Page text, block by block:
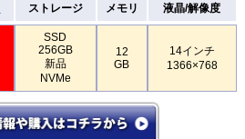
ストレージ メモリ 液晶/解像度
SSD
256GB
新品
NVMe
12
GB
14インチ
1366×768